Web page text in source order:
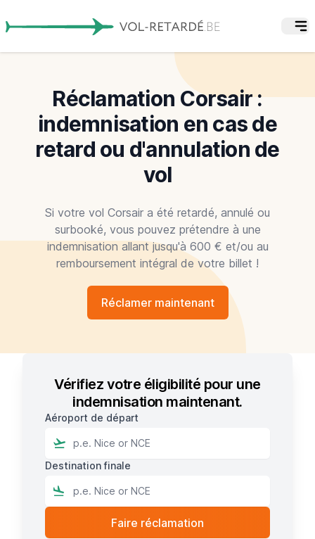
Réclamation Corsair :
indemnisation en cas de
retard ou d'annulation de
vol
Si votre vol Corsair a été retardé, annulé ou
surbooké, vous pouvez prétendre à une
indemnisation allant jusqu'à 600 € et/ou au
remboursement intégral de votre billet !
Réclamer maintenant
Vérifiez votre éligibilité pour une
indemnisation maintenant.
Aéroport de départ
Destination finale